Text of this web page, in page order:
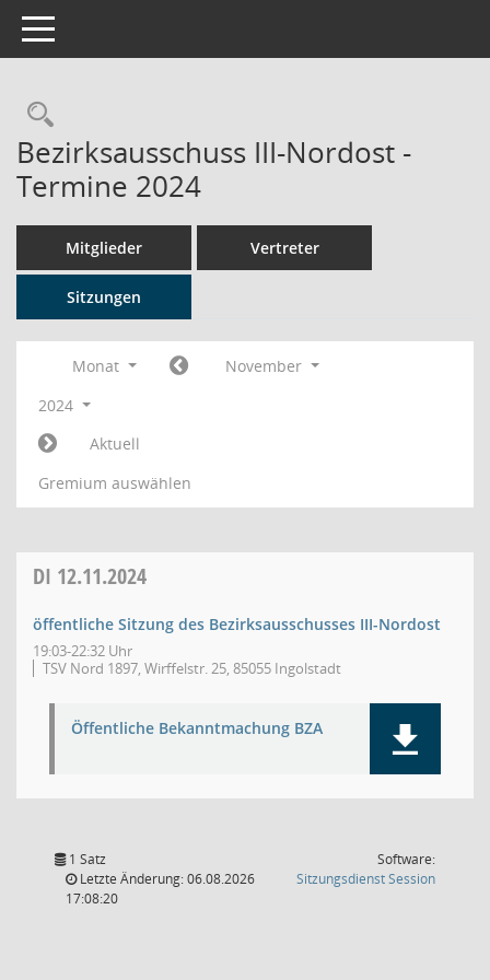
Toggle navigation
Rechercheauswahl
Bezirksausschuss III-Nordost -
Termine 2024
Mitglieder Vertreter
Sitzungen
Monat
November
2024
Aktuell
Gremium auswählen
DI 12.11.2024
öffentliche Sitzung des Bezirksausschusses III-Nordost
19:03-22:32 Uhr
TSV Nord 1897, Wirffelstr. 25, 85055 Ingolstadt
Öffentliche Bekanntmachung BZA
1 Satz
Letzte Änderung: 06.08.2026
17:08:20
Software:
SitzungsdienstSession(Wird in